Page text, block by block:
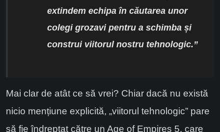
extindem echipa în căutarea unor
colegi grozavi pentru a schimba și
construi viitorul nostru tehnologic.”
Mai clar de atât ce să vrei? Chiar dacă nu există
nicio mențiune explicită, „viitorul tehnologic” pare
să fie îndreptat către un Age of Empires 5, care